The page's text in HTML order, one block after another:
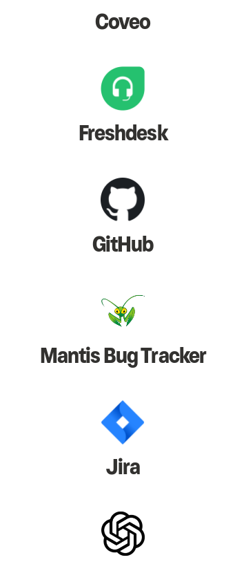
Coveo
Freshdesk
GitHub
Mantis Bug Tracker
Jira